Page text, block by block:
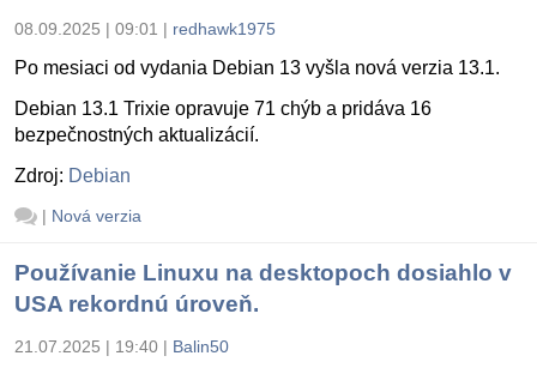
08.09.2025 | 09:01 | redhawk1975
Po mesiaci od vydania Debian 13 vyšla nová verzia 13.1.
Debian 13.1 Trixie opravuje 71 chýb a pridáva 16
bezpečnostných aktualizácií.
Zdroj: Debian
| Nová verzia
Používanie Linuxu na desktopoch dosiahlo v
USA rekordnú úroveň.
21.07.2025 | 19:40 | Balin50